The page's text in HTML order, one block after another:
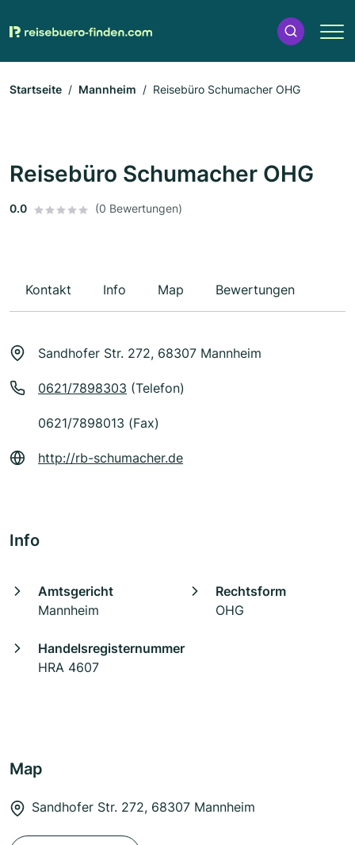
Startseite Mannheim Reisebüro Schumacher OHG
Reisebüro Schumacher OHG
0.0 (0 Bewertungen)
Kontakt Info Map Bewertungen
Sandhofer Str. 272, 68307 Mannheim
0621/7898303 (Telefon)
0621/7898013 (Fax)
http://rb-schumacher.de
Info
Amtsgericht
Mannheim
Rechtsform
OHG
Handelsregisternummer
HRA 4607
Map
Sandhofer Str. 272, 68307 Mannheim